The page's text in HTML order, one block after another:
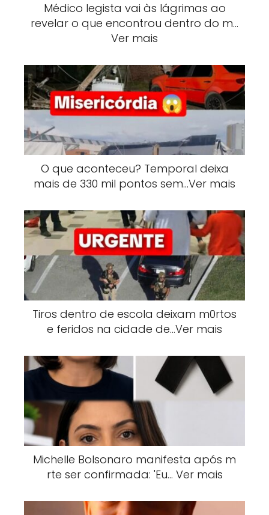
Médico legista vai às lágrimas ao
revelar o que encontrou dentro do m…
Ver mais
O que aconteceu? Temporal deixa
mais de 330 mil pontos sem…Ver mais
Tiros dentro de escola deixam m0rtos
e feridos na cidade de…Ver mais
Michelle Bolsonaro manifesta após m
rte ser confirmada: 'Eu… Ver mais